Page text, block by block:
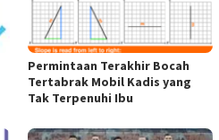
Permintaan Terakhir Bocah
Tertabrak Mobil Kadis yang
Tak Terpenuhi Ibu